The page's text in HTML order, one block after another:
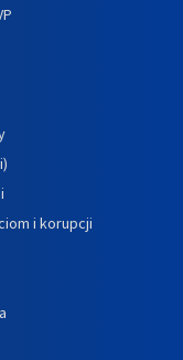
i korupcji